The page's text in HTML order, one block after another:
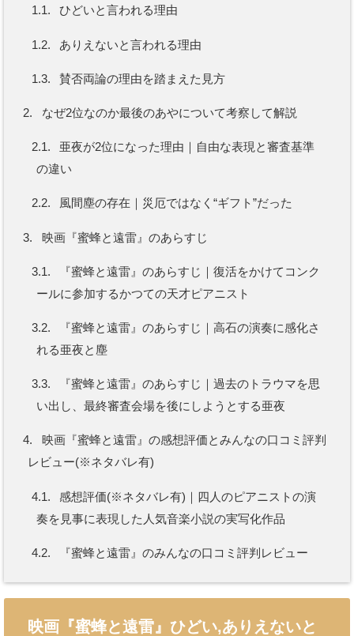
1.1. ひどいと言われる理由
1.2. ありえないと言われる理由
1.3. 賛否両論の理由を踏まえた見方
2. なぜ2位なのか最後のあやについて考察して解説
2.1.
亜夜が2位になった理由｜自由な表現と審査基準
の違い
2.2. 風間塵の存在｜災厄ではなく“ギフト”だった
3. 映画『蜜蜂と遠雷』のあらすじ
3.1.
『蜜蜂と遠雷』のあらすじ｜復活をかけてコンク
ールに参加するかつての天才ピアニスト
3.2.
『蜜蜂と遠雷』のあらすじ｜高石の演奏に感化さ
れる亜夜と塵
3.3.
『蜜蜂と遠雷』のあらすじ｜過去のトラウマを思
い出し、最終審査会場を後にしようとする亜夜
4.
映画『蜜蜂と遠雷』の感想評価とみんなの口コミ評判
レビュー(※ネタバレ有)
4.1.
感想評価(※ネタバレ有)｜四人のピアニストの演
奏を見事に表現した人気音楽小説の実写化作品
4.2. 『蜜蜂と遠雷』のみんなの口コミ評判レビュー
映画『蜜蜂と遠雷』ひどい,ありえないと